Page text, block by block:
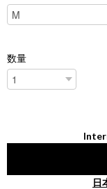
数量
日